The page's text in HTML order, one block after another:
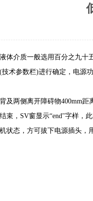
体介质一般选用百分之九
术参数栏)进行确定，电源
及两侧离开障碍物400mm距
束，SV窗显示“end"字样，
状态，方可拔下电源插头，